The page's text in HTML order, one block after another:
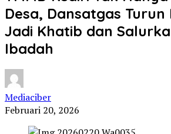
Desa, Dansatgas Turun
Jadi Khatib dan
Ibadah
Mediaciber
Februari 20, 2026